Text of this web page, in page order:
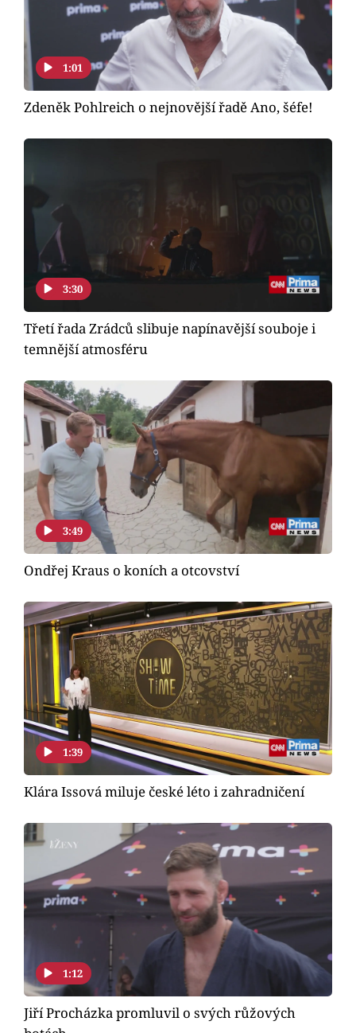
Sledujte prima+
Filmový festival Karlovy Vary
Přihlášení
Sledujte nás
1:01
Zdeněk Pohlreich o nejnovější řadě Ano, šéfe!
3:30
Třetí řada Zrádců slibuje napínavější souboje i
temnější atmosféru
3:49
Ondřej Kraus o koních a otcovství
1:39
Klára Issová miluje české léto i zahradničení
1:12
Jiří Procházka promluvil o svých růžových